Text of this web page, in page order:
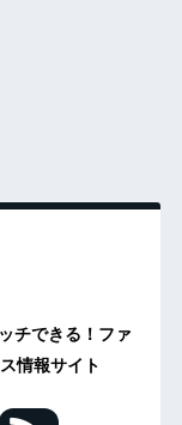
チできる！ファ
情報サイト